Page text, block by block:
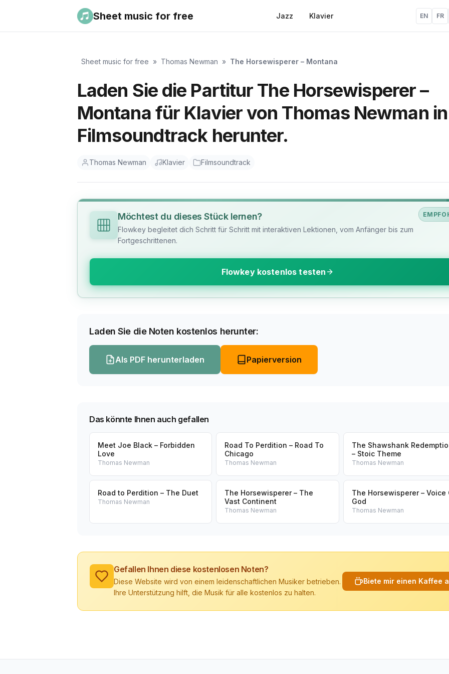
Sheet music for free Jazz Klavier EN FR
Sheet music for free » Thomas Newman » The Horsewisperer – Montana
Laden Sie die Partitur The Horsewisperer –
Montana für Klavier von Thomas Newman in
Filmsoundtrack herunter.
Thomas Newman Klavier Filmsoundtrack
Möchtest du dieses Stück lernen?
Flowkey begleitet dich Schritt für Schritt mit interaktiven Lektionen, vom Anfänger bis zum
Fortgeschrittenen.
Flowkey kostenlos testen
Laden Sie die Noten kostenlos herunter:
Als PDF herunterladen Papierversion
Das könnte Ihnen auch gefallen
Meet Joe Black – Forbidden
Love
Thomas Newman
Road To Perdition – Road To
Chicago
Thomas Newman
The Shawshank
– Stoic Theme
Thomas Newman
Road to Perdition – The Duet
Thomas Newman
The Horsewisperer – The
Vast Continent
Thomas Newman
The Horsewisperer – Voice
God
Thomas Newman
Gefallen Ihnen diese kostenlosen Noten?
Diese Website wird von einem leidenschaftlichen Musiker betrieben.
Ihre Unterstützung hilft, die Musik für alle kostenlos zu halten.
Biete mir einen Kaffee